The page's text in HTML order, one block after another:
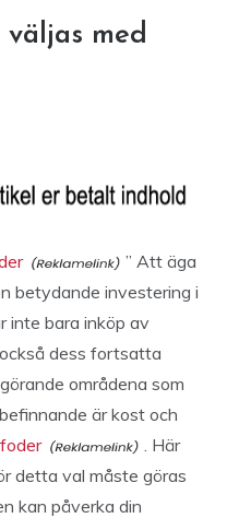
med
” Att äga
betydande investering i
inte bara inköp av
dess fortsatta
områdena som
är kost och
. Här
detta val måste göras
kan påverka din